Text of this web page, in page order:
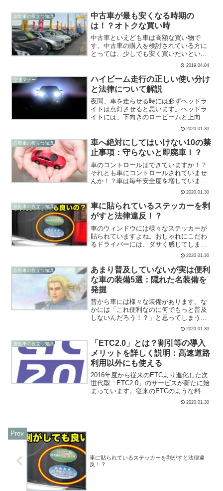
自動車の役立つ知識
中古車が最も安くなる時期の
は！？オトクな買い時
中古車といえども車は高額な買い物で
す。中古車の購入を検討されている方に
とっては、少しでも安く買いたいという
のが本音ですよね。実は、中古車には買
い時、つまり明確に価格が安くなる時期
というのが存在します。価格が安くなる
買い時を意識せず、適当なタ...
2019.04.04
交通マナー
ハイビーム走行の正しい使い分け
と法律について解説
夜間、車を走らせる時には必ずヘッドラ
イトは点灯させると思います。ヘッドラ
イトには、下向きのロービームと上向き
のハイビームの、2方向に切り替えること
ができます。皆さんは基本的にどちらで
走行していますでしょうか！？このハイ
ビームとロービングの使...
2020.01.30
自動車の役立つ知識
車へ絶対にしてはいけない10の禁
止事項：守らないと即廃車！？
車のコントロールはできていますか！？
それとも車にコントロールされていませ
んか！？車は毎年安全度を増しています
が、きちんとメンテナンスしなかった
り、間違った使用方法を行ってしまえ
ば、最悪の状態に至ってしまう事があり
ます。現代のクルマはコンピュ...
2020.01.30
自動車の役立つ知識
車に貼られているステッカーを剥
がすと法律違反！？
車のウィンドウには様々なステッカーが
貼られていますよね。おしゃれにこだわ
るドライバーには、ダサく感じてしま
い、剥がしてしまいたいと考えてしまう
ーを剥がしてしまうと法律違反になって
しまうステッカーのあるので...
2020.01.30
自動車の役立つ知識
あまり普及していないが実は便利
な車の装備5選：隠れた名装備を
発掘
昔から車には様々な装備があります。な
かには「これ便利なのに何でもっと普及
しないんだろう！？」と思ってしまう装
備って、実はたくさんあるんです。最近
だったと発見した装備があります。今回
は、現在実用化されている...
2020.01.30
自動車の役立つ知識
「ETC2.0」とは？割引等の導入
メリットを詳しく説明：高速道路
利用以外にも使える
2016年度から従来のETCより進化した次
世代型「ETC2.0」のサービスが新たに始
まっています。従来のETCのような料金
決済はもちろん、道路情報とリンクした
2020.01.30
車に貼られているステッカーを剥がすと法律違
反！？